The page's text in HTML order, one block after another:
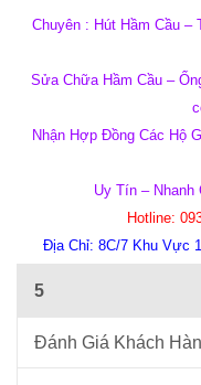
Chuyên : Hút Hầm Cầu –
Sửa Chữa Hầm Cầu –
Nhận Hợp Đồng Các Hộ
Uy Tín – Nhanh
Hotline:
Địa Chỉ: 8C/7 Khu Vực
5
Đánh Giá Khách